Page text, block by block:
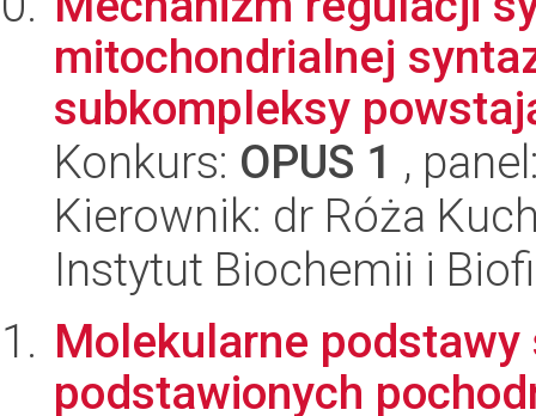
mitochondrialnej
subkompleksy
Konkurs: OPUS 1 ,
Kierownik: dr Róża
Instytut Biochemii i
Molekularne
podstawionych